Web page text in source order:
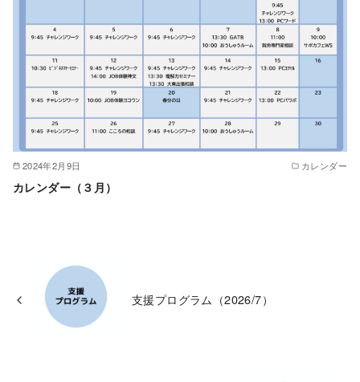
2024年2月9日 カレンダー
カレンダー（３月）
支援プログラム（2026/7）